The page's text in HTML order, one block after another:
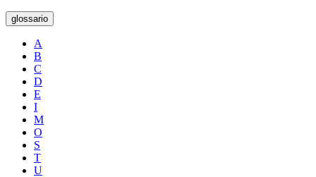
glossario
A
B
C
D
E
I
M
O
S
T
U